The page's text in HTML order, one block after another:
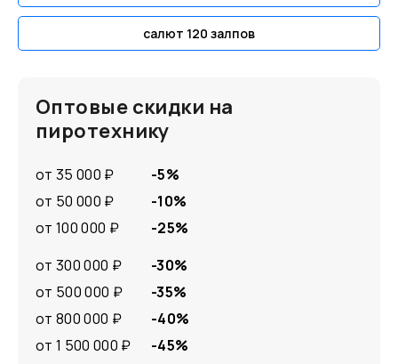
салют 120 залпов
Оптовые скидки на
пиротехнику
от 35 000 ₽
-5%
от 50 000 ₽
-10%
от 100 000 ₽
-25%
от 300 000 ₽
-30%
от 500 000 ₽
-35%
от 800 000 ₽
-40%
от 1 500 000 ₽
-45%